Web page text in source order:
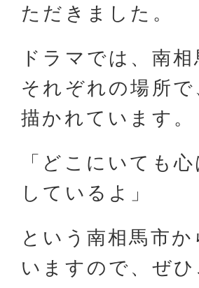
ただきました。
ドラマでは、南
それぞれの場所
描かれています。
「どこにいても
しているよ」
という南相馬市
いますので、ぜ